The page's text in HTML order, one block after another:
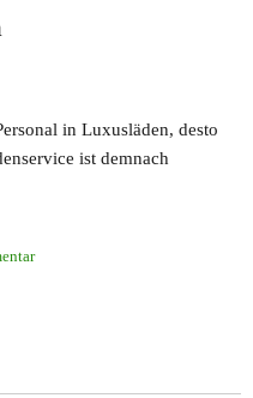
in Luxusläden, desto
ist demnach